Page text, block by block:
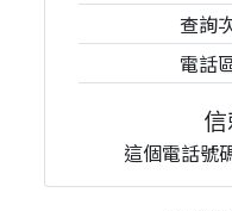
查詢
電話
這個電話號